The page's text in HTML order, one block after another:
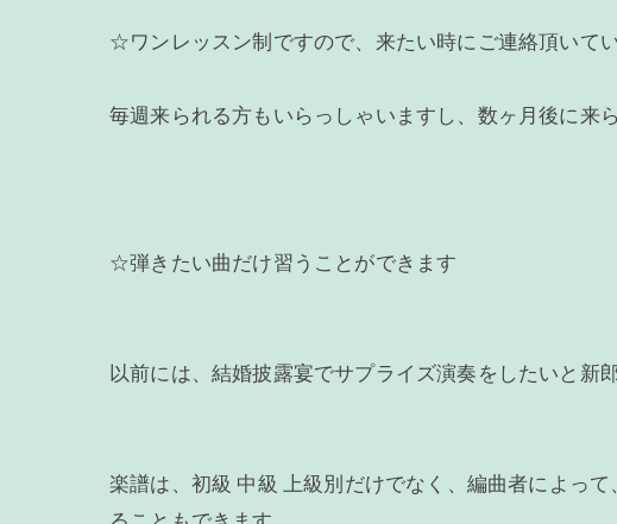
☆ワンレッスン制ですので、来たい時にご連絡頂いて
毎週来られる方もいらっしゃいますし、数ヶ月後に
☆弾きたい曲だけ習うことができます
以前には、結婚披露宴でサプライズ演奏をしたいと新
楽譜は、初級 中級 上級別だけでなく、編曲者によっ